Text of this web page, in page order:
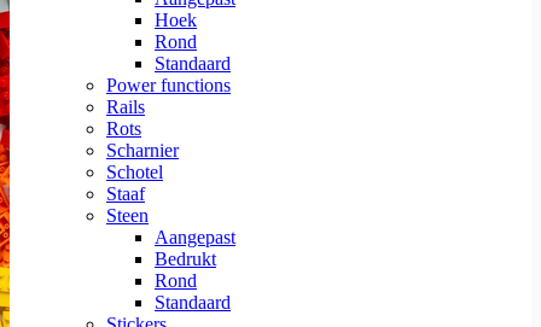
Hoek
Rond
Standaard
Power functions
Rails
Rots
Scharnier
Schotel
Staaf
Steen
Aangepast
Bedrukt
Rond
Standaard